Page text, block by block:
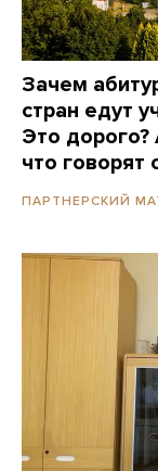
Зачем
стран едут
Это дорого?
что говорят
ПАРТНЕРСКИЙ